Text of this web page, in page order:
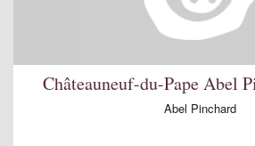
Châteauneuf-du-Pape Abel
Abel Pinchard